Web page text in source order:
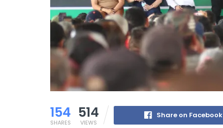
154
SHARES
514
VIEWS
Share on Facebook